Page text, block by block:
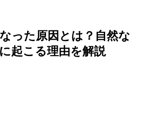
った原因とは？自然な
起こる理由を解説